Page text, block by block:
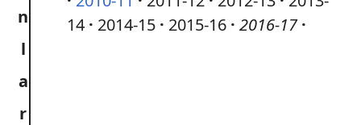
n
l
a
r
14
2014-15 2015-16 2016-17